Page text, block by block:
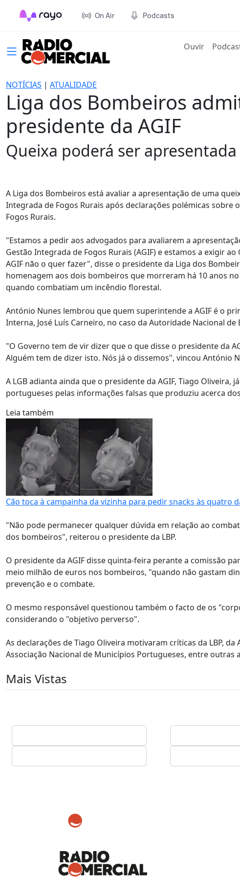
On Air Podcasts
Ouvir(current)
NOTÍCIAS | ATUALIDADE
Liga dos Bombeiros
presidente da AGIF
Queixa poderá ser
A Liga dos Bombeiros está avaliar a apresentação de uma
Integrada de Fogos Rurais após declarações polémicas
Fogos Rurais.
"Estamos a pedir aos advogados para avaliarem a
Gestão Integrada de Fogos Rurais (AGIF) e estamos a exigir
AGIF não o quer fazer", disse o presidente da Liga dos
homenagem aos dois bombeiros que morreram há 10 anos
quando combatiam um incêndio florestal.
António Nunes lembrou que quem superintende a AGIF é o
Interna, José Luís Carneiro, no caso da Autoridade Nacional de
"O Governo tem de vir dizer que o que disse o presidente da
Alguém tem de dizer isto. Nós já o dissemos", vincou António
A LGB adianta ainda que o presidente da AGIF, Tiago
portugueses pelas informações falsas que produziu acerca
Leia também
Cão toca à campainha da vizinha para pedir snacks às quatro
"Não pode permanecer qualquer dúvida em relação ao
dos bombeiros", reiterou o presidente da LBP.
O presidente da AGIF disse quinta-feira perante a comissão
meio milhão de euros nos bombeiros, "quando não gastam
prevenção e o combate.
O mesmo responsável questionou também o facto de os
considerando o "objetivo perverso".
As declarações de Tiago Oliveira motivaram críticas da LBP,
Associação Nacional de Municípios Portugueses, entre outras
Mais Vistas